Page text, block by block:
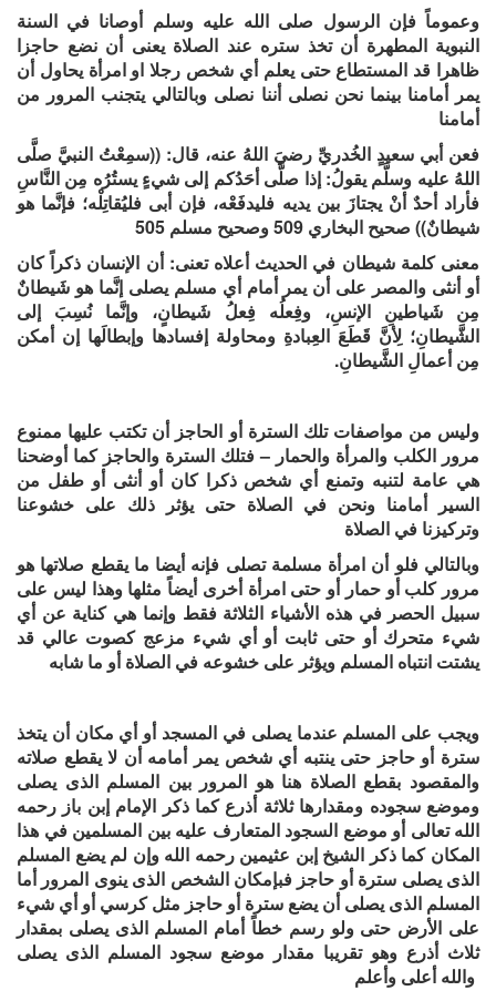
وعموماً فإن الرسول صلى الله عليه وسلم أوصانا في السنة
النبوية المطهرة أن تخذ ستره عند الصلاة يعنى أن نضع حاجزا
ظاهرا قد المستطاع حتى يعلم أي شخص رجلا او امرأة يحاول أن
يمر أمامنا بينما نحن نصلى أننا نصلى وبالتالي يتجنب المرور من
أمامنا
فعن أبي سعيدٍ الخُدريِّ رضيَ اللهُ عنه، قال: ((سمِعْتُ النبيَّ صلَّى
اللهُ عليه وسلَّم يقولُ: إذا صلَّى أحَدُكم إلى شيءٍ يستُرُه مِن النَّاسِ
فأراد أحدٌ أنْ يجتازَ بين يديه فليدفَعْه، فإن أبى فليُقاتِلْه؛ فإنَّما هو
شيطانٌ)) صحيح البخاري 509 وصحيح مسلم 505
معنى كلمة شيطان في الحديث أعلاهتعنى: أن الإنسان ذكراً كان
أو أنثى والمصر على أن يمر أمام أي مسلم يصلى إنَّما هو شَيطانٌ
مِن شَياطينِ الإنسِ، وفِعلُه فِعلُ شَيطانٍ، وإنَّما نُسِبَ إلى
الشَّيطانِ؛ لِأنَّ قَطَعَ العِبادةِ ومحاولة إفسادها وإبطالَها إن أمكن
مِن أعمالِ الشَّيطانِ.
وليس من مواصفات تلك السترة أو الحاجز أن تكتب عليها ممنوع
مرور الكلب والمرأة والحمار –فتلك السترة والحاجز كما أوضحنا
هي عامة لتنبه وتمنع أي شخص ذكرا كان أو أنثى أو طفل من
السير أمامنا ونحن في الصلاة حتى يؤثر ذلك على خشوعنا
وتركيزنا في الصلاة
وبالتالي فلو أن امرأة مسلمة تصلى فإنه أيضا ما يقطع صلاتها هو
مرور كلب أو حمار أو حتى امرأة أخرى أيضاً مثلها وهذا ليس على
سبيل الحصر في هذه الأشياء الثلاثة فقط وإنما هي كناية عن أي
شيء متحرك أو حتى ثابت أو أي شيء مزعج كصوت عالي قد
يشتت انتباه المسلم ويؤثر على خشوعه في الصلاة أو ما شابه
ويجب على المسلم عندما يصلى في المسجد أو أي مكان أن يتخذ
سترة أو حاجز حتى ينتبه أي شخص يمر أمامه أن لا يقطع صلاته
والمقصود بقطع الصلاة هنا هو المرور بين المسلم الذى يصلى
وموضع سجوده ومقدارها ثلاثة أذرع كما ذكر الإمام إبن باز رحمه
الله تعالى أو موضع السجود المتعارف عليه بين المسلمين في هذا
المكان كما ذكر الشيخ إبن عثيمين رحمه الله وإن لم يضع المسلم
الذى يصلى سترة أو حاجز فبإمكان الشخص الذى ينوى المرور أما
المسلم الذى يصلى أن يضع سترة أو حاجز مثل كرسي أو أي شيء
على الأرض حتى ولو رسم خطاً أمام المسلم الذى يصلى بمقدار
ثلاث أذرع وهو تقريبا مقدار موضع سجود المسلم الذى يصلى
والله أعلى وأعلم